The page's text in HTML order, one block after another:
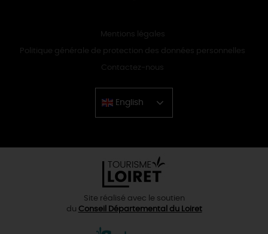
Mentions légales
Politique générale de protection des données personnelles
Contactez-nous
English
Chinese
Site réalisé avec le soutien
du Conseil Départemental du Loiret